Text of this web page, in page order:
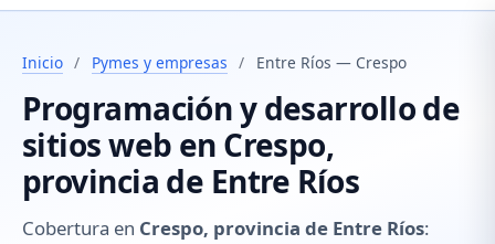
Inicio / Pymes y empresas / Entre Ríos — Crespo
Programación y desarrollo de
sitios web en Crespo,
provincia de Entre Ríos
Cobertura en Crespo, provincia de Entre Ríos: